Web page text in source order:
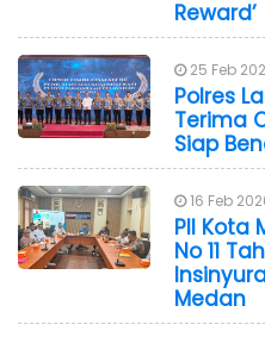
Reward’
25 Feb
Polres
Terima
Siap
16 Feb
PII Kota
No 11
Medan